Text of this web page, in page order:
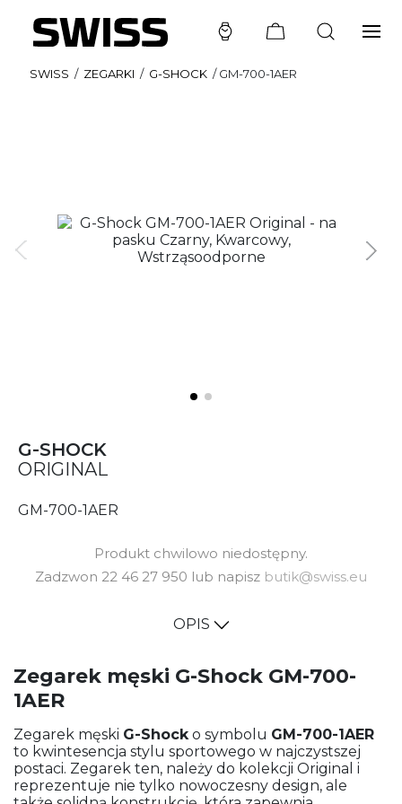
SWISS / ZEGARKI / G-SHOCK /GM-700-1AER
G-SHOCK
ORIGINAL
GM-700-1AER
Produkt chwilowo niedostępny.
Zadzwon 22 46 27 950 lub napisz butik@swiss.eu
OPIS
Zegarek męski G-Shock GM-700-
1AER
Zegarek męski G-Shocko symbolu GM-700-1AER
to kwintesencja stylu sportowego w najczystszej
postaci. Zegarek ten, należy do kolekcji Original i
reprezentuje nie tylko nowoczesny design, ale